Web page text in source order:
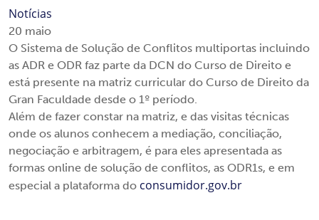
Notícias
20 maio
O Sistema de Solução de Conflitos multiportas incluindo
as ADR e ODR faz parte da DCN do Curso de Direito e
está presente na matriz curricular do Curso de Direito da
Gran Faculdade desde o 1º período.
Além de fazer constar na matriz, e das visitas técnicas
onde os alunos conhecem a mediação, conciliação,
negociação e arbitragem, é para eles apresentada as
formas online de solução de conflitos, as ODR1s, e em
especial a plataforma do consumidor.gov.br